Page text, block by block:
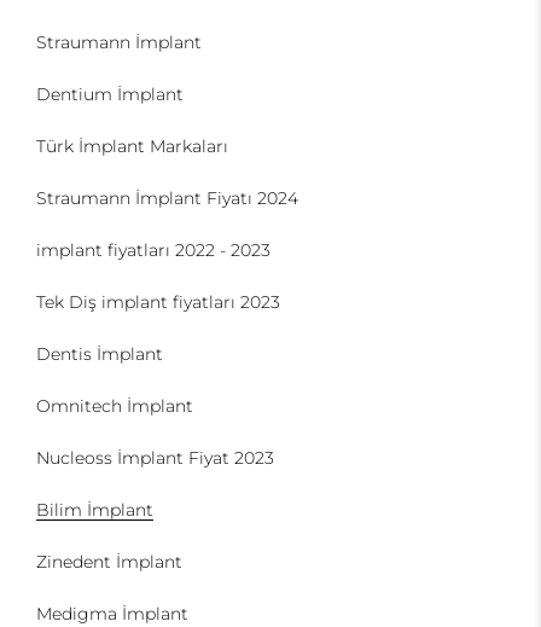
Straumann İmplant
Dentium İmplant
Türk İmplant Markaları
Straumann İmplant Fiyatı 2024
implant fiyatları 2022 - 2023
Tek Diş implant fiyatları 2023
Dentis İmplant
Omnitech İmplant
Nucleoss İmplant Fiyat 2023
Bilim İmplant
Zinedent İmplant
Medigma İmplant